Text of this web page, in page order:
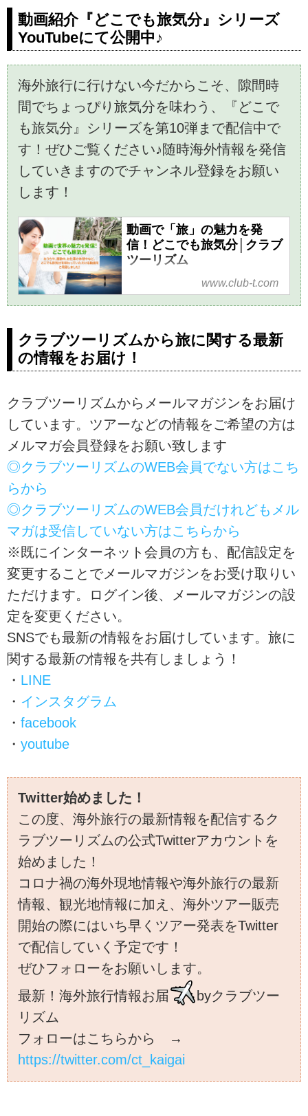
味わおう！
動画紹介『どこでも旅気分』シリーズ
YouTubeにて公開中♪
海外旅行に行けない今だからこそ、隙間時
間でちょっぴり旅気分を味わう、『どこで
も旅気分』シリーズを第10弾まで配信中で
す！ぜひご覧ください♪随時海外情報を発信
していきますのでチャンネル登録をお願い
します！
動画で「旅」の魅力を発
信！どこでも旅気分│クラブ
ツーリズム
クラブツーリズムの動画で
「旅」の魅力を発信！どこでも
仕事の休憩中など、隙間時間を
利用して「どこでも旅気分」を
味わっていただける動画をご用
内する旅深講座、人気観光地な
ど、旅のおすすめ情報や、旅行
に役立つ知識など旅行をより楽
しむ幅広い情報をお届けします
♪
www.club-t.com
クラブツーリズムから旅に関する最新
の情報をお届け！
クラブツーリズムからメールマガジンをお届け
しています。ツアーなどの情報をご希望の方は
メルマガ会員登録をお願い致します
◎クラブツーリズムのWEB会員でない方はこち
らから
◎クラブツーリズムのWEB会員だけれどもメル
マガは受信していない方はこちらから
※既にインターネット会員の方も、配信設定を
変更することでメールマガジンをお受け取りい
ただけます。ログイン後、メールマガジンの設
定を変更ください。
SNSでも最新の情報をお届けしています。旅に
関する最新の情報を共有しましょう！
・ LINE
・ インスタグラム
・ facebook
・ youtube
Twitter始めました！
この度、海外旅行の最新情報を配信するク
ラブツーリズムの公式Twitterアカウントを
始めました！
コロナ禍の海外現地情報や海外旅行の最新
情報、観光地情報に加え、海外ツアー販売
開始の際にはいち早くツアー発表をTwitter
で配信していく予定です！
ぜひフォローをお願いします。
最新！海外旅行情報お届
byクラブツー
リズム
フォローはこちらから →
https://twitter.com/ct_kaigai